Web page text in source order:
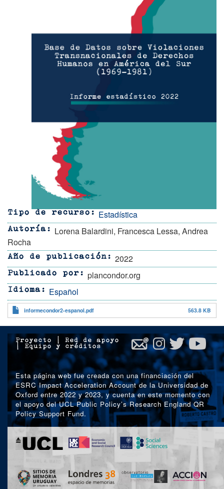
Tipo de recurso Estadística
Autoría
Lorena Balardini, Francesca Lessa, Andrea
Rocha
Año de publicación 2022
Publicado por plancondor.org
Idioma Español
informecondor2-espanol.pdf 563.8 KB
Proyecto | Red de apoyo
|
Equipo y créditos
Esta página web fue creada con una financiación del
ESRC Impact Acceleration Account de la Universidad de
Oxford entre 2022 y 2023, y cuenta en este momento con
el apoyo del UCL Public Policy’s Research England QR
Policy Support Fund.